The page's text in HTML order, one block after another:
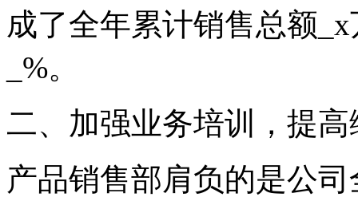
成了全年累计销售总额
_%。
二、加强业务培训，提
产品销售部肩负的是公